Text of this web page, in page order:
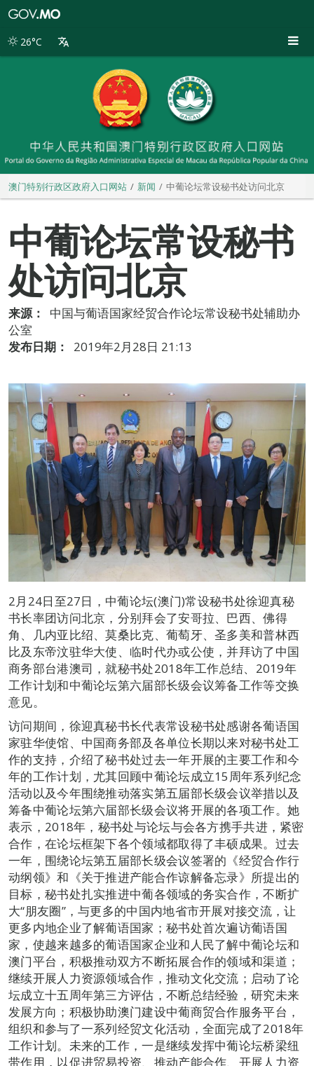
别
26°C
澳门特别行政区政府入口网站 新闻 中葡论坛常设秘书处访问北京
中葡论坛常设秘书
处访问北京
来源：
中国与葡语国家经贸合作论坛常设秘书处辅助办
公室
发布日期：
2019年2月28日 21:13
2月24日至27日，中葡论坛(澳门)常设秘书处徐迎真秘
书长率团访问北京，分别拜会了安哥拉、巴西、佛得
角、几内亚比绍、莫桑比克、葡萄牙、圣多美和普林西
比及东帝汶驻华大使、临时代办或公使，并拜访了中国
商务部台港澳司，就秘书处2018年工作总结、2019年
工作计划和中葡论坛第六届部长级会议筹备工作等交换
意见。
访问期间，徐迎真秘书长代表常设秘书处感谢各葡语国
家驻华使馆、中国商务部及各单位长期以来对秘书处工
作的支持，介绍了秘书处过去一年开展的主要工作和今
年的工作计划，尤其回顾中葡论坛成立15周年系列纪念
活动以及今年围绕推动落实第五届部长级会议举措以及
筹备中葡论坛第六届部长级会议将开展的各项工作。她
表示，2018年，秘书处与论坛与会各方携手共进，紧密
合作，在论坛框架下各个领域都取得了丰硕成果。过去
一年，围绕论坛第五届部长级会议签署的《经贸合作行
动纲领》和《关于推进产能合作谅解备忘录》所提出的
目标，秘书处扎实推进中葡各领域的务实合作，不断扩
大“朋友圈”，与更多的中国内地省市开展对接交流，让
更多内地企业了解葡语国家；秘书处首次遍访葡语国
家，使越来越多的葡语国家企业和人民了解中葡论坛和
澳门平台，积极推动双方不断拓展合作的领域和渠道；
继续开展人力资源领域合作，推动文化交流；启动了论
坛成立十五周年第三方评估，不断总结经验，研究未来
发展方向；积极协助澳门建设中葡商贸合作服务平台，
组织和参与了一系列经贸文化活动，全面完成了2018年
工作计划。未来的工作，一是继续发挥中葡论坛桥梁纽
带作用，以促进贸易投资、推动产能合作、开展人力资